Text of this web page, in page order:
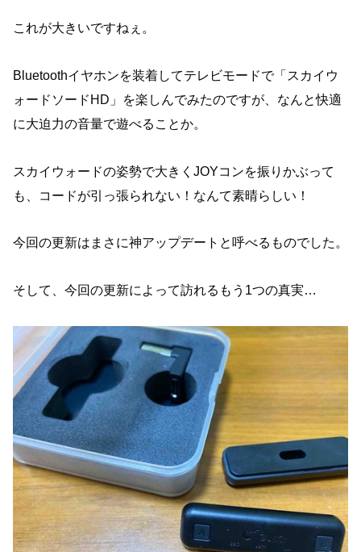
これが大きいですねぇ。
Bluetoothイヤホンを装着してテレビモードで「スカイウ
ォードソードHD」を楽しんでみたのですが、なんと快適
に大迫力の音量で遊べることか。
スカイウォードの姿勢で大きくJOYコンを振りかぶって
も、コードが引っ張られない！なんて素晴らしい！
今回の更新はまさに神アップデートと呼べるものでした。
そして、今回の更新によって訪れるもう1つの真実…